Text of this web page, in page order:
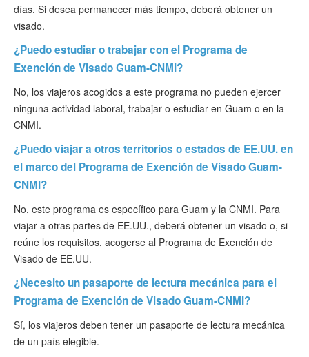
días. Si desea permanecer más tiempo, deberá obtener un
visado.
¿Puedo estudiar o trabajar con el Programa de
Exención de Visado Guam-CNMI?
No, los viajeros acogidos a este programa no pueden ejercer
ninguna actividad laboral, trabajar o estudiar en Guam o en la
CNMI.
¿Puedo viajar a otros territorios o estados de EE.UU. en
el marco del Programa de Exención de Visado Guam-
CNMI?
No, este programa es específico para Guam y la CNMI. Para
viajar a otras partes de EE.UU., deberá obtener un visado o, si
reúne los requisitos, acogerse al Programa de Exención de
Visado de EE.UU.
¿Necesito un pasaporte de lectura mecánica para el
Programa de Exención de Visado Guam-CNMI?
Sí, los viajeros deben tener un pasaporte de lectura mecánica
de un país elegible.